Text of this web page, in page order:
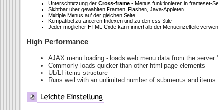
Unterschtutzung der Cross-frame - Menus funktionieren in frameset-
Sichtbar uber gewahlten Framen, Flashen, Java-Appleten
Multiple Menus auf der gleichen Seite
Kompatibel zu anderen Indexen und zu den css Stile
Jeder moglicher HTML Code kann innerhalb der Menueinzelteile
High Performance
AJAX menu loading - loads web menu data from the server
Commonly loads quicker than other html page elements
UL/LI items structure
Runs well with an unlimited number of submenus and items